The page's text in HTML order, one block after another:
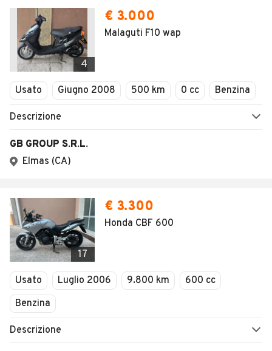
4
€ 3.000
Malaguti F10 wap
Usato Giugno 2008 500 km 0 cc Benzina
Descrizione
GB GROUP S.R.L.
Elmas (CA)
17
€ 3.300
Honda CBF 600
Usato Luglio 2006 9.800 km
600 cc
Benzina
Descrizione